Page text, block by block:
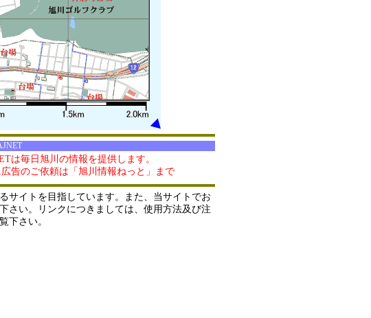
は毎日旭川の情報を提供します。
告のご依頼は「旭川情報ねっと」まで
サイトを目指しています。また、当サイトでお
さい。リンクにつきましては、使用方法及び注
下さい。